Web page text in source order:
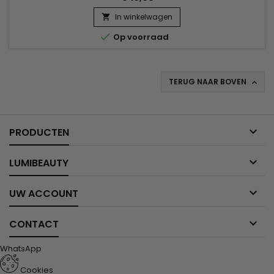
 In winkelwagen
 Op voorraad
TERUG NAAR BOVEN 
PRODUCTEN 
LUMIBEAUTY 
UW ACCOUNT 
CONTACT 
WhatsApp
Cookies